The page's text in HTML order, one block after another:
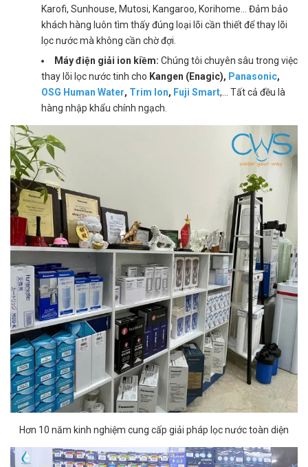
Karofi, Sunhouse, Mutosi, Kangaroo, Korihome... Đảm bảo
khách hàng luôn tìm thấy đúng loại lõi cần thiết để thay lõi
lọc nước mà không cần chờ đợi.
Máy điện giải ion kiềm: Chúng tôi chuyên sâu trong việc
thay lõi lọc nước tinh cho Kangen (Enagic), Panasonic,
OSG Human Water, Trim Ion, Fuji Smart,... Tất cả đều là
hàng nhập khẩu chính ngạch.
Hơn 10 năm kinh nghiệm cung cấp giải pháp lọc nước toàn diện